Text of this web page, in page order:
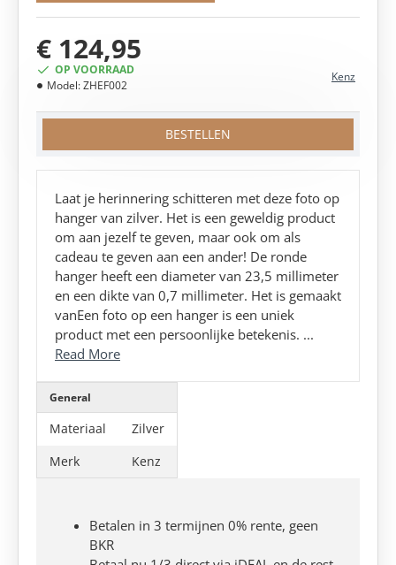
OP VOORRAAD
Model:ZHEF002
Kenz
€ 124,95
BESTELLEN
Laat je herinnering schitteren met deze foto op
hanger van zilver. Het is een geweldig product
om aan jezelf te geven, maar ook om als
cadeau te geven aan een ander! De ronde
hanger heeft een diameter van 23,5 millimeter
en een dikte van 0,7 millimeter. Het is gemaakt
vanEen foto op een hanger is een uniek
product met een persoonlijke betekenis. ...
Read More
General
Materiaal
Zilver
Merk
Kenz
Betalen in 3 termijnen 0% rente, geen
BKR